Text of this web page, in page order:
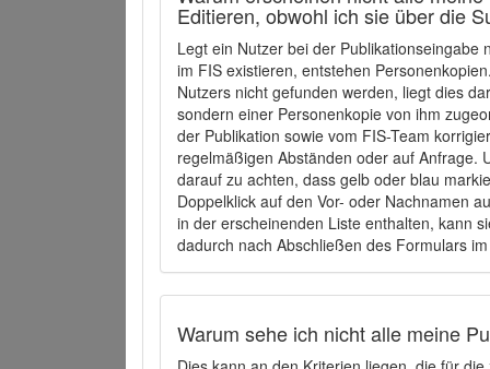
Editieren, obwohl ich sie über die
Legt ein Nutzer bei der
im FIS existieren, entstehen
Nutzers nicht gefunden werden, liegt dies
sondern einer Personenkopie von ihm
der Publikation sowie vom FIS-Team
regelmäßigen Abständen oder auf Anfrage.
darauf zu achten, dass gelb oder blau
Doppelklick auf den Vor- oder Nachnamen
in der erscheinenden Liste enthalten, kann
dadurch nach Abschließen des Formulars
Warum sehe ich nicht alle meine